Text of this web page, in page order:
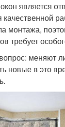
является
качественной
монтажа,
требует
меняют
новые в это